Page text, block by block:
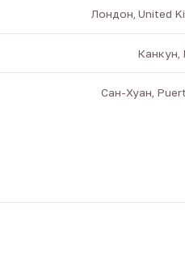
Лондон, United
Канкун,
Сан-Хуан,